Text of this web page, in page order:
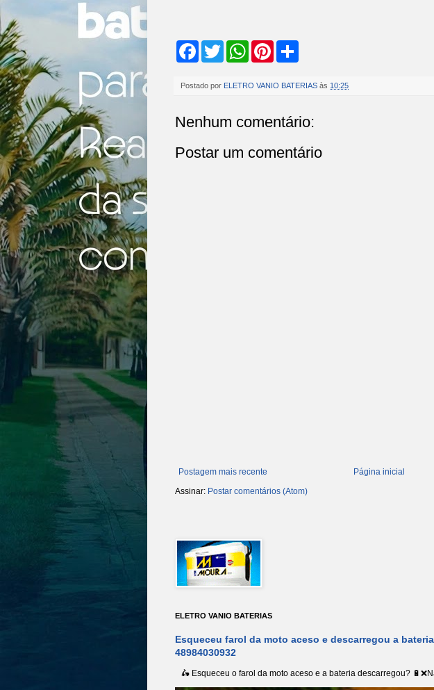
b
k
w
t
W
s
p
e
s
e
Postado por ELETRO VANIO BATERIAS às 10:25
Nenhum comentário:
Postar um comentário
Postagem mais recente
Página inicial
Assinar: Postar comentários (Atom)
ELETRO VANIO BATERIAS
Esqueceu farol da moto aceso e descarregou a
48984030932
🛵 Esqueceu o farol da moto aceso e a bateria descarregou?